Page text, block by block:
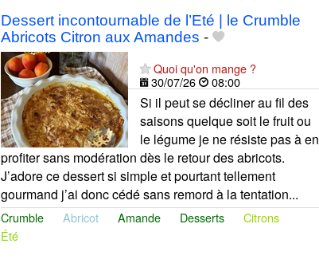
Dessert incontournable de l’Eté | le Crumble
Abricots Citron aux Amandes -
Quoi qu'on mange ?
30/07/26
08:00
Si il peut se décliner au fil des
saisons quelque soit le fruit ou
le légume je ne résiste pas à en
profiter sans modération dès le retour des abricots.
J’adore ce dessert si simple et pourtant tellement
gourmand j’ai donc cédé sans remord à la tentation...
Crumble Abricot Amande Desserts
Citrons
Été